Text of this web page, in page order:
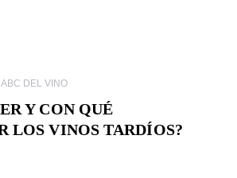
ABC DEL VINO
Y CON QUÉ
LOS VINOS TARDÍOS?